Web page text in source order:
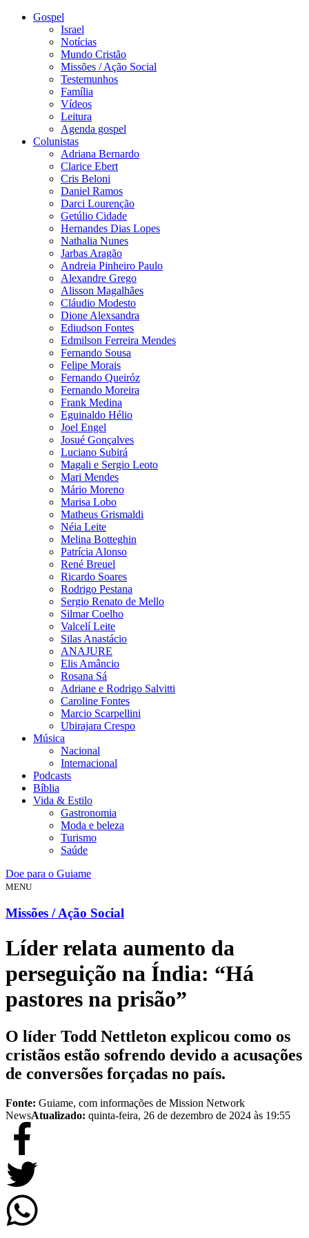
Gospel
Israel
Notícias
Mundo Cristão
Missões / Ação Social
Testemunhos
Família
Vídeos
Leitura
Agenda gospel
Colunistas
Adriana Bernardo
Clarice Ebert
Cris Beloni
Daniel Ramos
Darci Lourenção
Getúlio Cidade
Hernandes Dias Lopes
Nathalia Nunes
Jarbas Aragão
Andreia Pinheiro Paulo
Alexandre Grego
Alisson Magalhães
Cláudio Modesto
Dione Alexsandra
Ediudson Fontes
Edmilson Ferreira Mendes
Fernando Sousa
Felipe Morais
Fernando Queiróz
Fernando Moreira
Frank Medina
Eguinaldo Hélio
Joel Engel
Josué Gonçalves
Luciano Subirá
Magali e Sergio Leoto
Mari Mendes
Mário Moreno
Marisa Lobo
Matheus Grismaldi
Néia Leite
Melina Botteghin
Patrícia Alonso
René Breuel
Ricardo Soares
Rodrigo Pestana
Sergio Renato de Mello
Silmar Coelho
Valcelí Leite
Silas Anastácio
ANAJURE
Elis Amâncio
Rosana Sá
Adriane e Rodrigo Salvitti
Caroline Fontes
Marcio Scarpellini
Ubirajara Crespo
Música
Nacional
Internacional
Podcasts
Bíblia
Vida & Estilo
Gastronomia
Moda e beleza
Turismo
Saúde
Doe para o Guiame
MENU
Missões / Ação Social
Líder relata aumento da
perseguição na Índia: “Há
pastores na prisão”
O líder Todd Nettleton explicou como os
cristãos estão sofrendo devido a acusações
de conversões forçadas no país.
Fonte: Guiame, com informações de Mission Network
NewsAtualizado: quinta-feira, 26 de dezembro de 2024 às 19:55